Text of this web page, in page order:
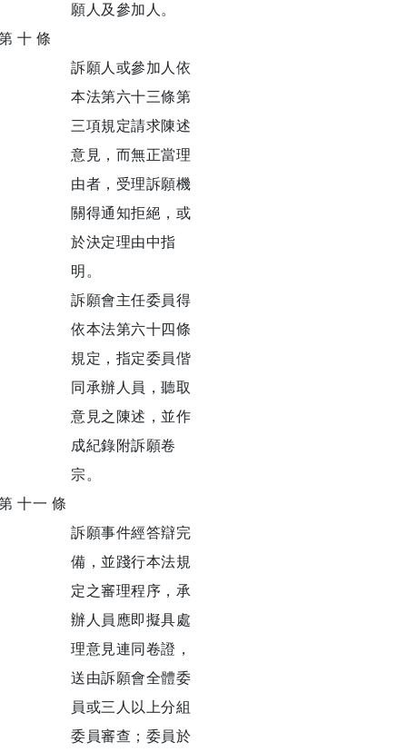
願人及參加人。
十 條
訴願人或參加人依
本法第六十三條第
三項規定請求陳述
意見，而無正當理
由者，受理訴願機
關得通知拒絕，或
於決定理由中指
明。
訴願會主任委員得
依本法第六十四條
規定，指定委員偕
同承辦人員，聽取
意見之陳述，並作
成紀錄附訴願卷
宗。
十一 條
訴願事件經答辯完
備，並踐行本法規
定之審理程序，承
辦人員應即擬具處
理意見連同卷證，
送由訴願會全體委
員或三人以上分組
委員審查；委員於